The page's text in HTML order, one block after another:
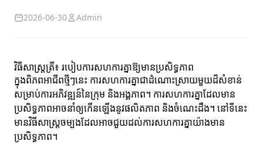
2026-06-30 Admin
វិធីសាស្ត្រត្រី៖ របៀបការសហការគ្នា​ឱ្យមាន​ប្រសិទ្ធភាព
ក្នុងពិភពអាជីពថ្មីៗនេះ ការសហការគ្នាជាដំណោះស្រាយមួយដ៏សំខាន់
សម្រាប់ការអភិវឌ្ឍន៍នៃក្រុម និងអង្គភាព។ ការសហការគ្នាដែលមាន
ប្រសិទ្ធភាពអាចនាំឲ្យកើនឡើងនូវផលិតភាព និងចំណេះដឹង។ នៅទីនេះ
មានវិធីសាស្ត្រចម្បងដែលអាចជួយដល់ការសហការគ្នា​យ៉ាងមាន
ប្រសិទ្ធភាព។